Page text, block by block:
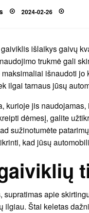
Posted
2024-02-26
išlaikys gaivų
trukmė gali
išnaudoti jo
ilgai tarnaus jūsų
kurioje jis
dėmesį, galite
sužinotumėte
kad jūsų
, supratimas apie
ilgiau. Štai keletas